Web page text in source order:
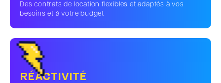
Des contrats de location flexibles et adaptés à vos
besoins et à votre budget
RÉACTIVITÉ